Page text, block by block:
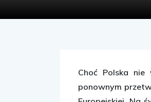
Choć Polska
ponownym